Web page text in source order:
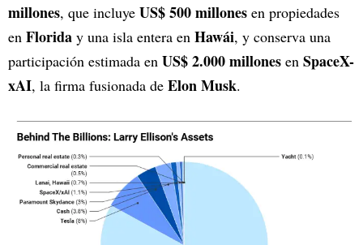
millones, que incluye US$ 500 millones en propiedades
en Florida y una isla entera en Hawái, y conserva una
participación estimada en US$ 2.000 millones en SpaceX-
xAI, la firma fusionada de Elon Musk.